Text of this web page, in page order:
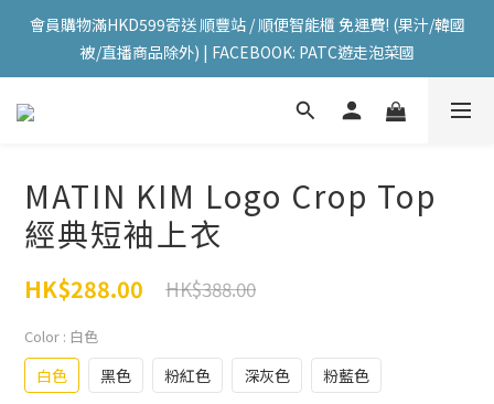
會員購物滿HKD599寄送 順豐站 / 順便智能櫃 免運費! (果汁/韓國
被/直播商品除外) | FACEBOOK: PATC遊走泡菜國
會員購物滿HKD599寄送 順豐站 / 順便智能櫃 免運費! (果汁/韓國
被/直播商品除外) | FACEBOOK: PATC遊走泡菜國
每星期韓國直送香港 🇰🇷🛫🇭🇰  | 即加IG留意最新優惠! ID:
被/直播商品除外) | FACEBOOK: PATC遊走泡菜國
MATIN KIM Logo Crop Top
經典短袖上衣
HK$288.00 HK$388.00
Color : 白色
白色 黑色 粉紅色 深灰色 粉藍色